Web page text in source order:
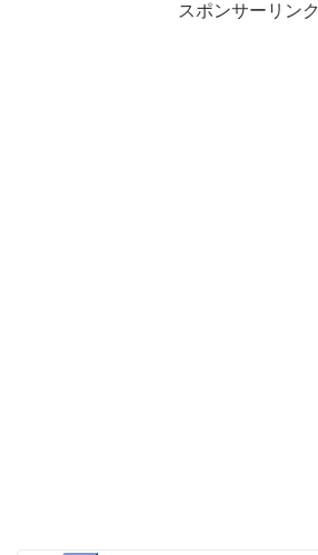
スポンサーリンク